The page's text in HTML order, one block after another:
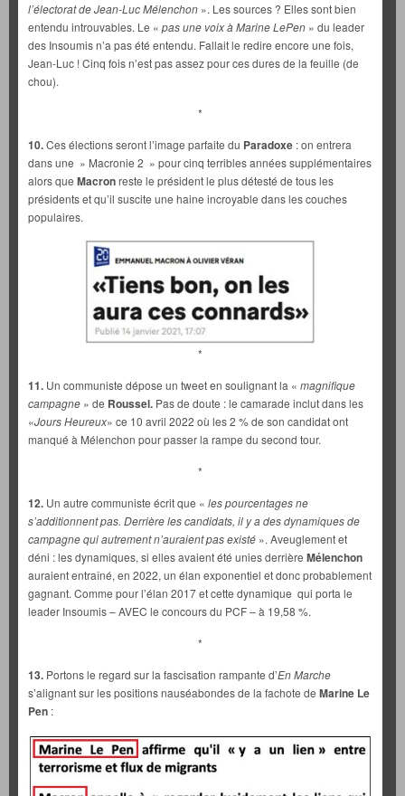
l’électorat de Jean-Luc Mélenchon ». Les sources ? Elles sont bien
entendu introuvables. Le « pas une voix à Marine LePen » du leader
des Insoumis n’a pas été entendu. Fallait le redire encore une fois,
Jean-Luc ! Cinq fois n’est pas assez pour ces dures de la feuille (de
chou).
*
10.Ces élections seront l’image parfaite du Paradoxe : on entrera
dans une » Macronie 2 » pour cinq terribles années supplémentaires
alors que Macronreste le président le plus détesté de tous les
présidents et qu’il suscite une haine incroyable dans les couches
populaires.
*
11. Un communiste dépose un tweet en soulignant la « magnifique
campagne » de Roussel. Pas de doute : le camarade inclut dans les
«Jours Heureux» ce 10 avril 2022 où les 2 % de son candidat ont
manqué à Mélenchon pour passer la rampe du second tour.
*
12. Un autre communiste écrit que « les pourcentages ne
s’additionnent pas. Derrière les candidats, il y a des dynamiques de
campagne qui autrement n’auraient pas existé ». Aveuglement et
déni : les dynamiques, si elles avaient été unies derrière Mélenchon
auraient entraîné, en 2022, un élan exponentiel et donc probablement
gagnant. Comme pour l’élan 2017 et cette dynamique qui porta le
leader Insoumis – AVEC le concours du PCF – à 19,58 %.
*
13. Portons le regard sur la fascisation rampante d’En Marche
s’alignant sur les positions nauséabondes de la fachote de Marine Le
Pen :